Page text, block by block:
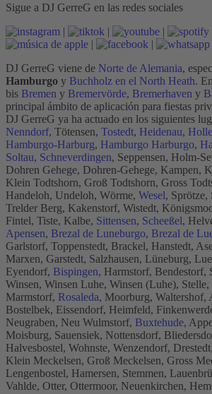
Sigue a DJ GerreG en las redes sociales
|
|
|
|
|
DJ GerreG viene de Norte de Alemania,
Hamburgo y Buchholz en el North Heath. En
bis Bremen y Bremervörde, Bremerhaven y
principal ámbito de aplicación para fiestas
DJ GerreG ya ha actuado en los siguientes
Nenndorf, Tötensen, Tostedt, Heidenau,
Hamburgo-Harburg, Hamburgo Harburgo,
Soltau, Schneverdingen, Seppensen, Holm-
Dohren Gehege, Dohren-Gehege, Kampen,
Klein Todtshorn, Groß Todtshorn, Gross
Handeloh, Undeloh, Wörme, Wesel, Sprötze,
Trelder Berg, Kakenstorf, Wistedt,
Fintel, Tiste, Kalbe, Sittensen, Scheeßel,
Apensen, Brezal de Luneburgo, Brezal de
Garlstorf, Toppenstedt, Brackel, Hanstedt,
Marxen, Garstedt, Salzhausen, Lüneburg,
Eyendorf, Bispingen, Harmstorf, Bendestorf,
Winsen, Winsen Luhe, Winsen (Luhe),
Marmstorf, Rosaleda, Moorburg, Waltershof,
Bostelbek, Eissendorf, Heimfeld,
Neugraben, Neu Wulmstorf, Buxtehude,
Moisburg, Sauensiek, Nottensdorf,
Halvesbostel, Wohnste, Wenzendorf,
Klein Meckelsen, Groß Meckelsen, Gross
Lengenbostel, Hamersen, Stemmen,
Vahlde, Otter, Ottermoor, Neuenkirchen,